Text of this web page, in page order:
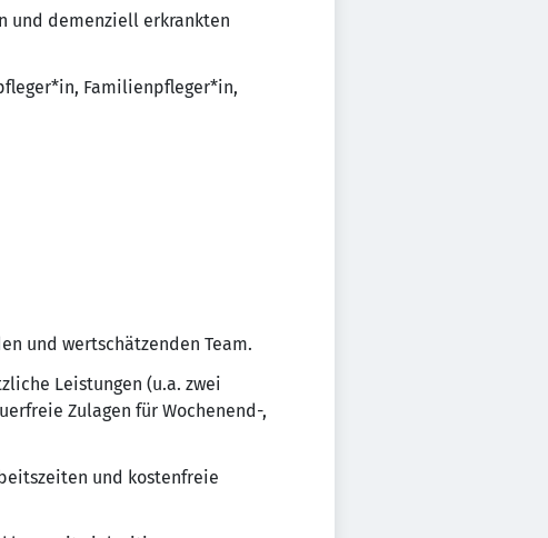
und demenziell erkrankten
Familienpfleger*in,
und wertschätzenden Team.
Leistungen (u.a. zwei
Zulagen für Wochenend-,
und kostenfreie